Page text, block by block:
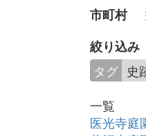
市町村
絞り込み
タグ 史
一覧
医光寺庭